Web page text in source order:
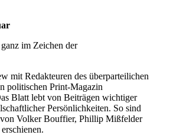
im Zeichen der
mit Redakteuren des überparteilichen
politischen Print-Magazin
Blatt lebt von Beiträgen wichtiger
Persönlichkeiten. So sind
von Volker Bouffier, Phillip Mißfelder